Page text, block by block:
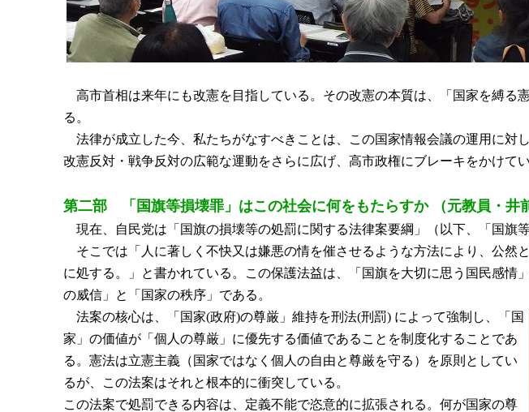
高市首相は来年にも改憲を目指している。その改憲の本質は、「国家を縛る
る。
法律が成立した今、私たちがなすべきことは、この国家情報会議の運用に対
改憲反対・戦争反対の広範な運動をさらに広げ、高市政権にブレーキをかけて
第二部 「国旗等損壊罪」はこの社会に何をもたらすか （元教員・井
現在、自民党は「国旗の損壊等の処罰に関する法律案要綱」（以下、「国旗
そこでは「人に著しく不快又は嫌悪の情を催させるような方法により、公然
に処する。」と書かれている。この保護法益は、「国旗を大切に思う国民感
の威信」と「国家の秩序」である。
法案の核心は、「国家(政府)の尊厳」維持を刑法(刑罰) によって強制し、「国
家」の価値が「個人の尊厳」に優先する価値であることを制度化することであ
る。憲法は立憲主義（国家ではなく個人の自由と尊厳を守る）を原則としてい
るが、この法案はそれと根本的に衝突している。
この法案で処罰できる内容は、定義不能で恣意的に拡張される。何が国家の尊